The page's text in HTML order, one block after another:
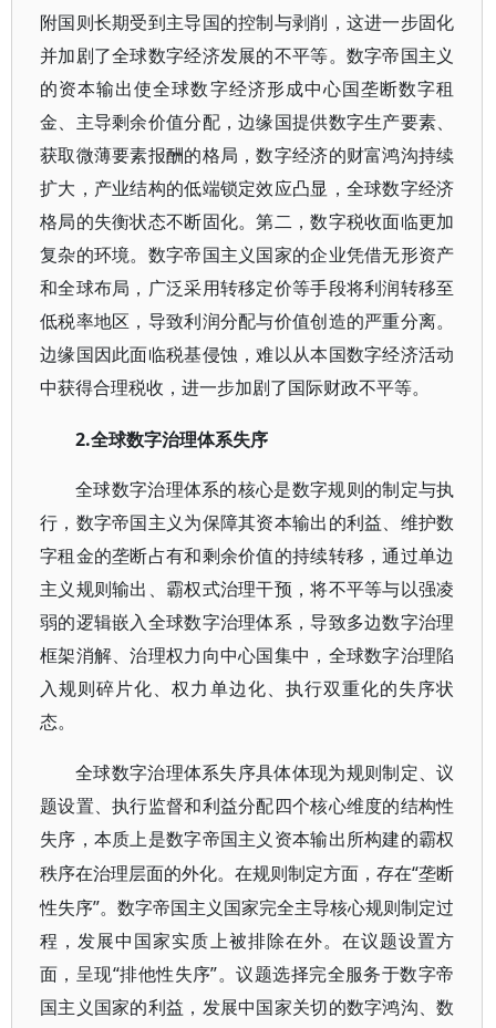
附国则长期受到主导国的控制与剥削，这进一步固化
并加剧了全球数字经济发展的不平等。数字帝国主义
的资本输出使全球数字经济形成中心国垄断数字租
金、主导剩余价值分配，边缘国提供数字生产要素、
获取微薄要素报酬的格局，数字经济的财富鸿沟持续
扩大，产业结构的低端锁定效应凸显，全球数字经济
格局的失衡状态不断固化。第二，数字税收面临更加
复杂的环境。数字帝国主义国家的企业凭借无形资产
和全球布局，广泛采用转移定价等手段将利润转移至
低税率地区，导致利润分配与价值创造的严重分离。
边缘国因此面临税基侵蚀，难以从本国数字经济活动
中获得合理税收，进一步加剧了国际财政不平等。
2.全球数字治理体系失序
全球数字治理体系的核心是数字规则的制定与执
行，数字帝国主义为保障其资本输出的利益、维护数
字租金的垄断占有和剩余价值的持续转移，通过单边
主义规则输出、霸权式治理干预，将不平等与以强凌
弱的逻辑嵌入全球数字治理体系，导致多边数字治理
框架消解、治理权力向中心国集中，全球数字治理陷
入规则碎片化、权力单边化、执行双重化的失序状
态。
全球数字治理体系失序具体体现为规则制定、议
题设置、执行监督和利益分配四个核心维度的结构性
失序，本质上是数字帝国主义资本输出所构建的霸权
秩序在治理层面的外化。在规则制定方面，存在“垄断
性失序”。数字帝国主义国家完全主导核心规则制定过
程，发展中国家实质上被排除在外。在议题设置方
面，呈现“排他性失序”。议题选择完全服务于数字帝
国主义国家的利益，发展中国家关切的数字鸿沟、数